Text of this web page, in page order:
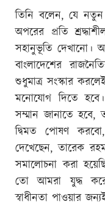
তিনি বলেন, যে
অপরের প্রতি
সহানুভূতি দেখানো।
বাংলাদেশের
শুধুমাত্র সংস্কার
মনোযোগ দিতে
সম্মান জানাতে হবে,
দ্বিমত পোষণ
দেখেছেন, তারেক
সমালোচনা করা
তো আমরা যুদ্ধ
স্বাধীনতা পাওয়ার